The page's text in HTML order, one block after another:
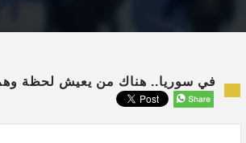
في سوريا.. هناك من يعيش لحظة